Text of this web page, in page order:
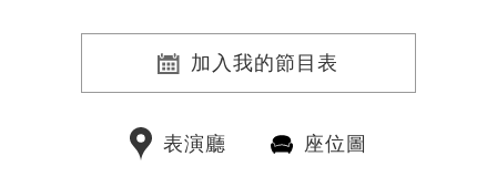
加入我的節目表
表演廳 座位圖